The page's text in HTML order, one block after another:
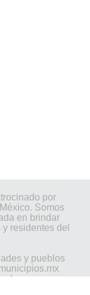
por
Somos
en brindar
residentes del
y pueblos